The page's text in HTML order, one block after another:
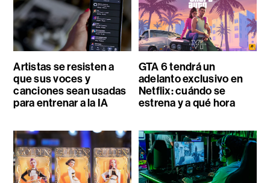
Artistas se resisten a
que sus voces y
canciones sean usadas
para entrenar a la IA
GTA 6 tendrá un
adelanto exclusivo en
Netflix: cuándo se
estrena y a qué hora